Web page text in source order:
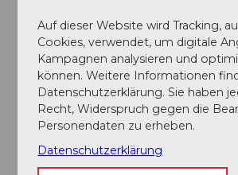
Leistungen
Inbegriffen:
Kletterausrüstung (Klettergurt,
Helm)
Ausführliche
Zugang zum Seilpark und allen
maximal 3 Stunden
Auf dieser Website wird Tracking,
Cookies, verwendet, um digitale
Kampagnen analysieren und
können. Weitere Informationen
Datenschutzerklärung. Sie haben
Recht, Widerspruch gegen die
Personendaten zu erheben.
Datenschutzerklärung